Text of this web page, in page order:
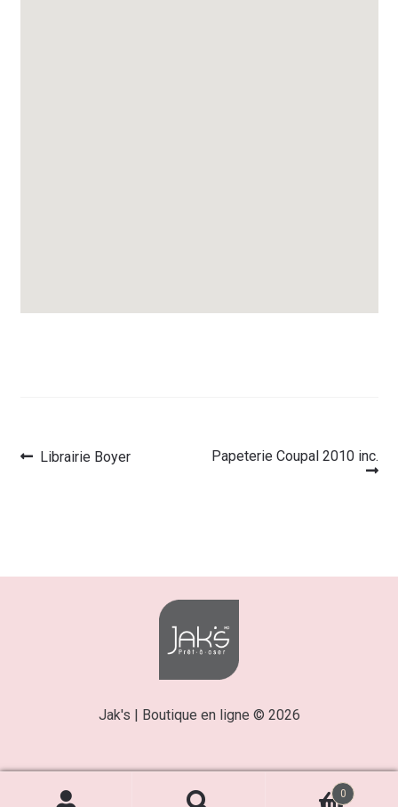
Navigation
Article
Librairie Boyer
Article
Papeterie Coupal 2010 inc.
Jak's | Boutique en ligne © 2026
0